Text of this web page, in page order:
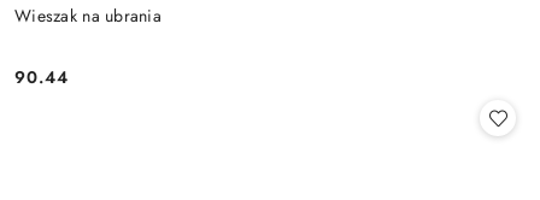
Wieszak na ubrania
Cena:
90.44